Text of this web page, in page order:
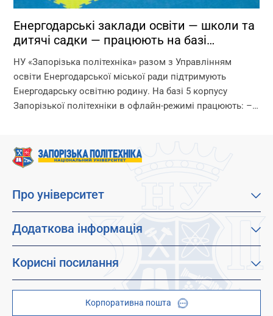
Енергодарські заклади освіти — школи та
дитячі садки — працюють на базі
Запорізької політехніки!
НУ «Запорізька політехніка» разом з Управлінням
освіти Енергодарської міської ради підтримують
Енергодарську освітню родину. На базі 5 корпусу
Запорізької політехніки в офлайн-режимі працюють: –
Про університет
Місія, візія та цінності
Факультети
Студентам
Додаткова інформація
Дистанційне навчання
Дитячо-юнацький науковий університет (ДЮНУ)
Відокремлені структурні підрозділи
Корисні посилання
Стипендії і гранти
Корпоративна пошта